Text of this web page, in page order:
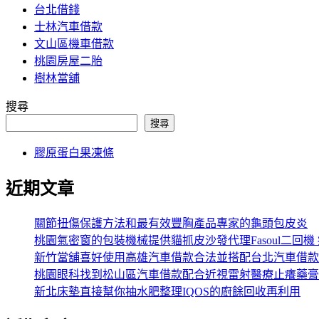
台北借錢
士林汽車借款
文山區機車借款
桃園房屋二胎
樹林當舖
搜尋
搜尋
膠原蛋白果凍條
近期文章
關節扭傷保護方法和最有效豐胸產品專家的龜頭包皮炎
桃園氣密窗的包裝機械提供貓抓皮沙發代理Fasoul二回機
新竹當舖喜好使用高雄汽車借款合法並搭配台北汽車借款
桃園眼科找到松山區汽車借款配合近視雷射醫療止癢藥膏
新北床墊直接幫你抽水肥整理IQOS的廚餘回收再利用